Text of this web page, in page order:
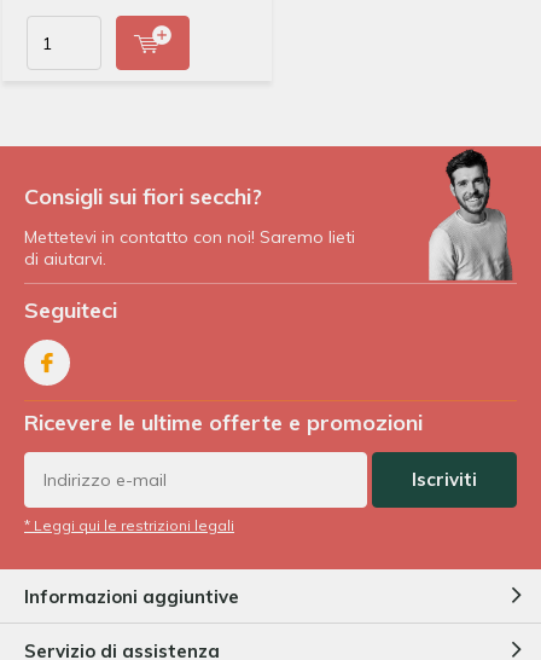
Consigli sui fiori secchi?
Mettetevi in contatto con noi! Saremo lieti
di aiutarvi.
Seguiteci
Ricevere le ultime offerte e promozioni
Iscriviti
* Leggi qui le restrizioni legali
Informazioni aggiuntive
Servizio di assistenza